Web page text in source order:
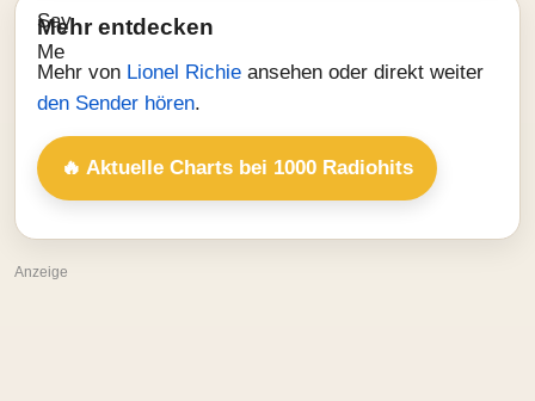
Mehr entdecken
Mehr von Lionel Richie ansehen oder direkt weiter
den Sender hören.
🔥 Aktuelle Charts bei 1000 Radiohits
Anzeige